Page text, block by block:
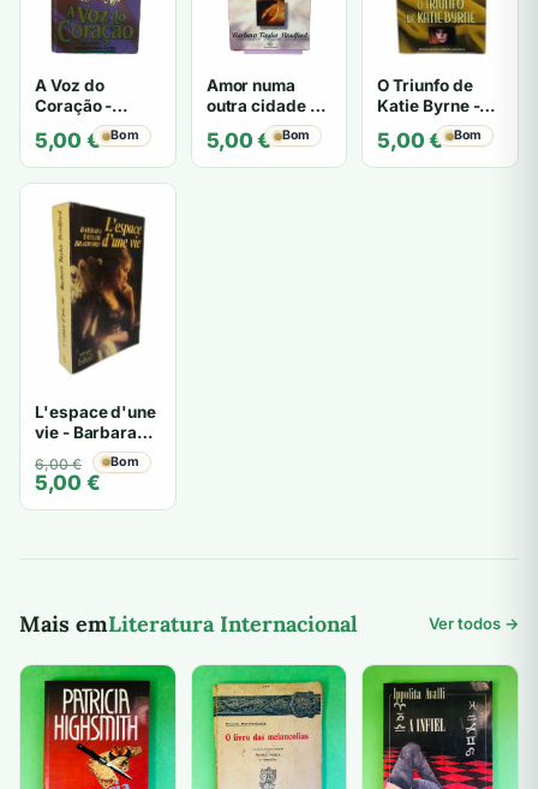
A Voz do
Coração -
Barbara Taylor
Bradford
5,00 € Bom
Amor numa
outra cidade -
Barbara Taylor
Bradford
5,00€ Bom
O Triunfo de
Katie Byrne -
Barbara Taylor
Bradford
5,00€ Bom
L'espace d'une
vie - Barbara
Taylor Bradford
6,00€
O
preço
original
6,00 €.
5,00 €
O
preço
atual
5,00 €.
Bom
Mais emLiteratura Internacional Ver todos →